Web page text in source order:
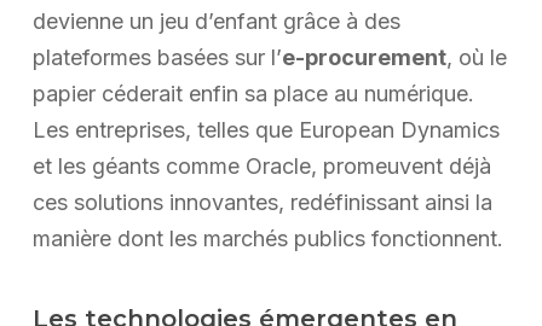
devienne un jeu d’enfant grâce à des
plateformes basées sur l’e-procurement, où le
papier céderait enfin sa place au numérique.
Les entreprises, telles que European Dynamics
et les géants comme Oracle, promeuvent déjà
ces solutions innovantes, redéfinissant ainsi la
manière dont les marchés publics fonctionnent.
Les technologies émergentes en